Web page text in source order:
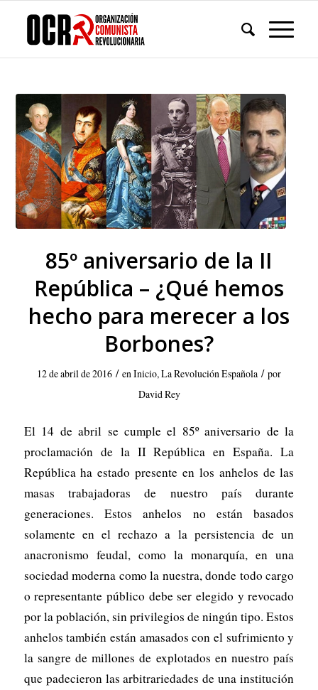
85º aniversario de la II
República – ¿Qué hemos
hecho para merecer a los
Borbones?
12 de abril de 2016 / enInicio,La Revolución Española / por
David Rey
El 14 de abril se cumple el 85º aniversario de la
proclamación de la II República en España. La
República ha estado presente en los anhelos de las
masas trabajadoras de nuestro país durante
generaciones. Estos anhelos no están basados
solamente en el rechazo a la persistencia de un
anacronismo feudal, como la monarquía, en una
sociedad moderna como la nuestra, donde todo cargo
o representante público debe ser elegido y revocado
por la población, sin privilegios de ningún tipo. Estos
anhelos también están amasados con el sufrimiento y
la sangre de millones de explotados en nuestro país
que padecieron las arbitrariedades de una institución